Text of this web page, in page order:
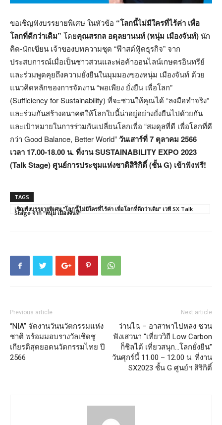
ขอเชิญฟังบรรยายพิเศษ ในหัวข้อ “โลกนี้ไม่มีใครที่ไร้ค่า เพื่อ
โลกที่ดีกว่าเดิม” โดยคุณสรกล อดุลยานนท์ (หนุ่ม เมืองจันท์)นัก
คิด-นักเขียน เจ้าของบทความชุด “ฟ๊าสต์ฟู้ดธุรกิจ” จาก
ประสบการณ์เมื่อเป็นชาวสวนและพ่อค้าออนไลน์เกษตรอินทรีย์
และร่วมพูดคุยถึงความยั่งยืนในมุมมองของหนุ่ม เมืองจันท์ ด้วย
แนวคิดหลักของการจัดงาน “พอเพียง ยั่งยืน เพื่อโลก”
(Sufficiency for Sustainability) ที่จะชวนให้คุณได้ “ลงมือทำจริง”
และร่วมกันสร้างอนาคตให้โลกใบนี้น่าอยู่อย่างยั่งยืนไปด้วยกัน
และเป้าหมายในการร่วมกันเปลี่ยนโลกเพื่อ “สมดุลที่ดี เพื่อโลกที่ดี
กว่า Good Balance, Better World”วันเสาร์ที่ 7 ตุลาคม 2566
เวลา 17.00-18.00 น. ที่งาน SUSTAINABILITY EXPO 2023
(Talk Stage) ศูนย์การประชุมแห่งชาติสิริกิติ์ (ชั้น G) เข้าฟังฟรี!
TAGS
เชิญฟังบรรยายพิเศษ “โลกนี้ไม่มีใครที่ไร้ค่า เพื่อโลกที่ดีกว่าเดิม” เวที SX Talk
Stage จาก “หนุ่ม เมืองจันท์”
Previous article
“NIA” จัดงานวันนวัตกรรมแห่ง
ชาติ พร้อมมอบรางวัลเชิดชู
เกียรติสุดยอดนวัตกรรมไทย ปี
2566
Next article
ว่านไฉ – อาสาพาไปหลง ชวน
ฟังเสวนา “เที่ยววิถี Low Carbon
ก็ชิลได้ เที่ยวสนุก…โลกยั่งยืน”
วันศุกร์นี้ 11.00 – 12.00 น. ที่งาน
SX2023 ชั้น G ศูนย์ฯ สิริกิติ์